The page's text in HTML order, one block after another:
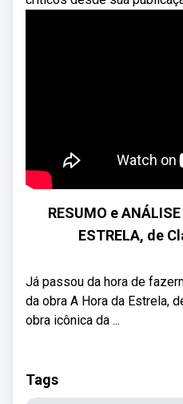
RESUMO e
ESTRELA, de
Já passou da hora de
da obra A Hora da Estrela,
obra icônica da ...
Tags